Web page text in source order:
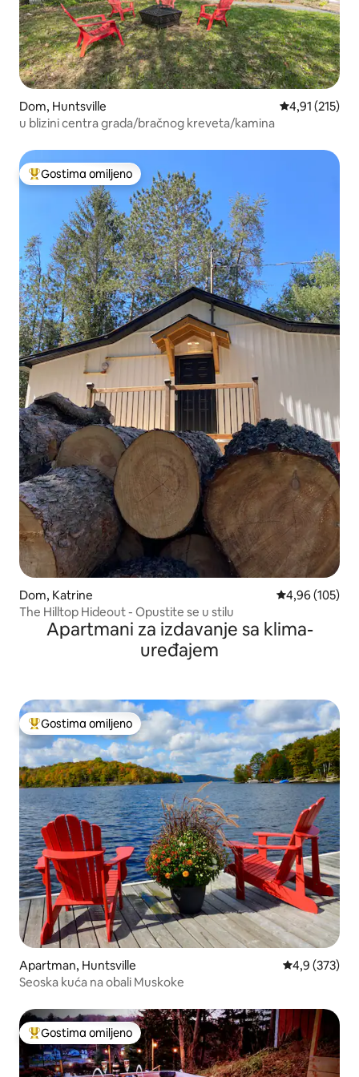
Dom, Huntsville Prosečna
4,91 (215)
u blizini centra grada/bračnog kreveta/kamina
Najuspešniji među gostima omiljenim
Gostima omiljeno
Dom, Katrine Prosečna
4,96 (105)
The Hilltop Hideout - Opustite se u stilu
Apartmani za izdavanje sa klima-
uređajem
Najuspešniji među gostima omiljenim
Gostima omiljeno
Apartman, Huntsville Prosečna
4,9 (373)
Seoska kuća na obali Muskoke
Najuspešniji među gostima omiljenim
Gostima omiljeno